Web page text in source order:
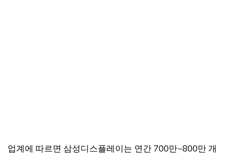
업계에 따르면 삼성디스플레이는 연간 700만~800만 개